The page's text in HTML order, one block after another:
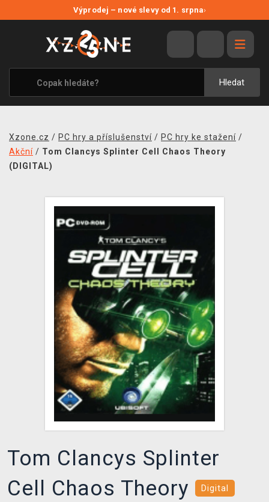
Výprodej – nové slevy od 1. srpna›
Hledat
VÝPRODEJ
VIDEOHRY
XZONE ORIGINALS
TÉMATIKY
MERCHANDISE
KONTAKT
XZONE KLUB
TCG & BOARDGAME HUB
VÝKUP HER (BAZAR)
Xzone.cz / PC hry a příslušenství / PC hry ke stažení /
Akční / Tom Clancys Splinter Cell Chaos Theory
(DIGITAL)
Tom Clancys Splinter
Cell Chaos Theory
Digital